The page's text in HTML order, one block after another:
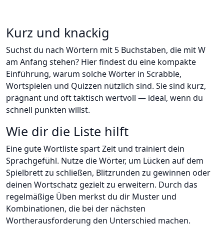
Kurz und knackig
Suchst du nach Wörtern mit 5 Buchstaben, die mit W
am Anfang stehen? Hier findest du eine kompakte
Einführung, warum solche Wörter in Scrabble,
Wortspielen und Quizzen nützlich sind. Sie sind kurz,
prägnant und oft taktisch wertvoll — ideal, wenn du
schnell punkten willst.
Wie dir die Liste hilft
Eine gute Wortliste spart Zeit und trainiert dein
Sprachgefühl. Nutze die Wörter, um Lücken auf dem
Spielbrett zu schließen, Blitzrunden zu gewinnen oder
deinen Wortschatz gezielt zu erweitern. Durch das
regelmäßige Üben merkst du dir Muster und
Kombinationen, die bei der nächsten
Wortherausforderung den Unterschied machen.